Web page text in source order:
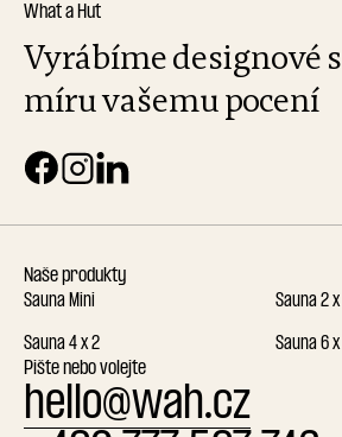
What a Hut
Vyrábíme designové
míru vašemu pocení
Naše produkty
Sauna Mini Sauna 2
Sauna 4 x 2 Sauna 6
Pište nebo volejte
hello@wah.cz